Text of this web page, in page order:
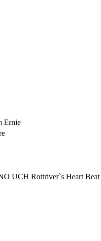
Ernie
UCH Rottriver`s Heart Beat